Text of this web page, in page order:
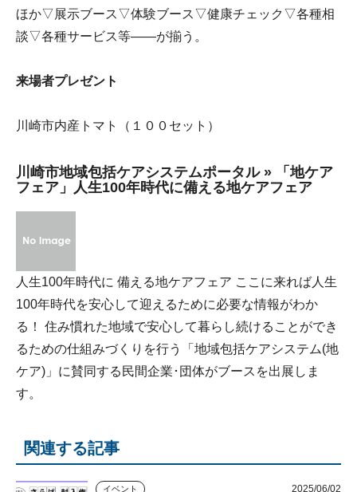
ほか▽展示ブース▽体験ブース▽健康チェック▽各種相
談▽各種サービス等――が揃う。
来場者プレゼント
川崎市内産トマト（１００セット）
川崎市地域包括ケアシステムポータル » 「地ケア
フェア」人生100年時代に備える地ケアフェア
人生100年時代に 備える地ケアフェア ここに来れば人生
100年時代を安心して迎えるために必要な情報がわか
る！ 住み慣れた地域で安心して暮らし続けることができ
るための仕組みづくりを行う「地域包括ケアシステム(地
ケア)」に賛同する民間企業･団体がブースを出展しま
す。
関連する記事
イベント 2025/06/02